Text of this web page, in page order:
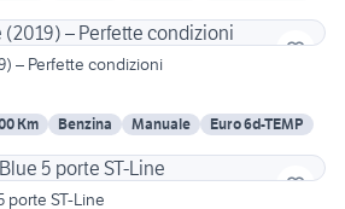
– Perfette condizioni
Km Benzina Manuale
Euro 6d-TEMP
porte ST-Line